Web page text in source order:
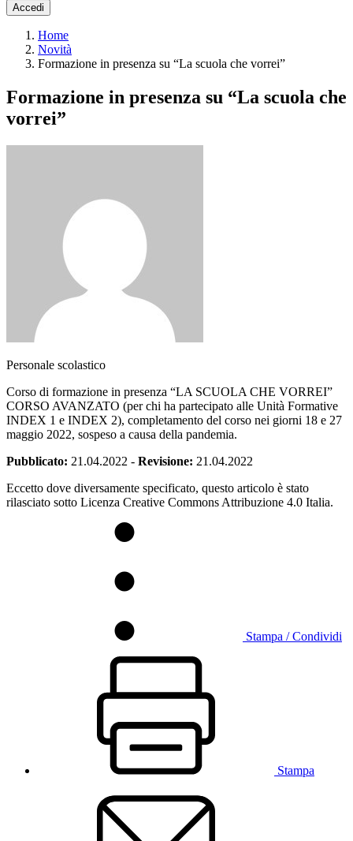
Accedi
Home
Novità
Formazione in presenza su “La scuola che vorrei”
Formazione in presenza su “La scuola che
vorrei”
Personale scolastico
Corso di formazione in presenza “LA SCUOLA CHE VORREI”
CORSO AVANZATO (per chi ha partecipato alle Unità Formative
INDEX 1 e INDEX 2), completamento del corso nei giorni 18 e 27
maggio 2022, sospeso a causa della pandemia.
Pubblicato: 21.04.2022 - Revisione: 21.04.2022
Eccetto dove diversamente specificato, questo articolo è stato
rilasciato sotto Licenza Creative Commons Attribuzione 4.0 Italia.
Stampa / Condividi
Stampa